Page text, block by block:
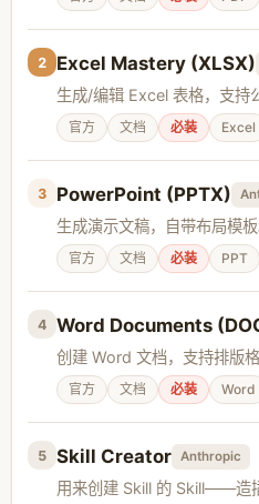
2 Excel Mastery (XLSX)
生成/编辑 Excel 表格，支持
官方 文档 必装 Excel
3 PowerPoint (PPTX)
生成演示文稿，自带布局模
官方 文档 必装 PPT
4 Word Documents
创建 Word 文档，支持排版
官方 文档 必装 Word
5 Skill Creator Anthropic
用来创建 Skill 的 Skill——造